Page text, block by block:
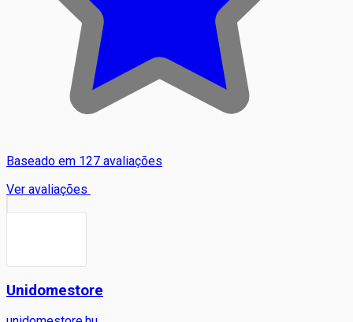
Baseado em 127 avaliações
Ver avaliações
Unidomestore